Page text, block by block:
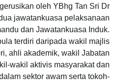
oleh YBhg Tan Sri Dr
jawatankuasa pelaksanaan
dan Jawatankuasa Induk.
terdiri daripada wakil majlis
ahli akademik, wakil Jabatan
wakil aktivis masyarakat dan
sektor awam serta tokoh-